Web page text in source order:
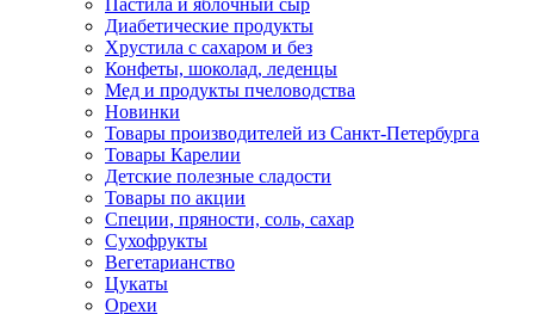
Диабетические продукты
Хрустила с сахаром и без
Конфеты, шоколад, леденцы
Мед и продукты пчеловодства
Новинки
Товары производителей из Санкт-Петербурга
Товары Карелии
Детские полезные сладости
Товары по акции
Специи, пряности, соль, сахар
Сухофрукты
Вегетарианство
Цукаты
Орехи